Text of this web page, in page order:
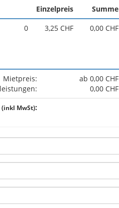
Einzelpreis
Summe
0 3,25 CHF 0,00 CHF
Mietpreis:
ab 0,00 CHF
0,00 CHF
(inkl MwSt):